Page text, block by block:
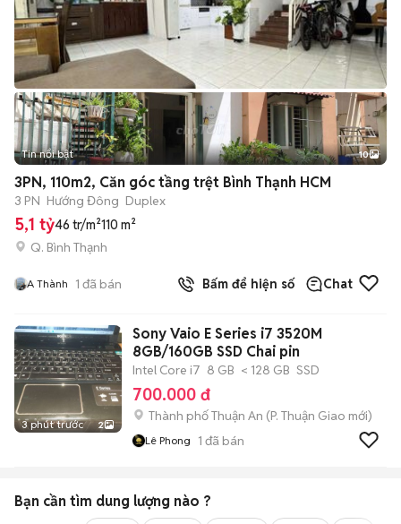
+2
Tin nổi bật 10
3PN, 110m2, Căn góc tầng trệt Bình Thạnh HCM
3 PN Hướng Đông Duplex
5,1 tỷ46 tr/m²110 m²
Q. Bình Thạnh
A Thành 1 đã bán Bấm để hiện số Chat
3 phút trước 2
Sony Vaio E Series i7 3520M
8GB/160GB SSD Chai pin
Intel Core i7 8 GB < 128 GB SSD
700.000 đ
Thành phố Thuận An (P. Thuận Giao mới)
Lê Phong 1 đã bán
Bạn cần tìm dung lượng nào ?